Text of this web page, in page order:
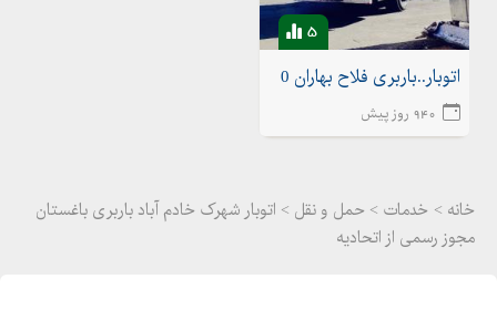
5
اتوبار..باربری فلاح بهاران 02155175020اتوبار شهرک ولیعصر
940 روز پیش
خانه > خدمات > حمل و نقل > اتوبار شهرک خادم آباد باربری باغستان
مجوز رسمی از اتحادیه